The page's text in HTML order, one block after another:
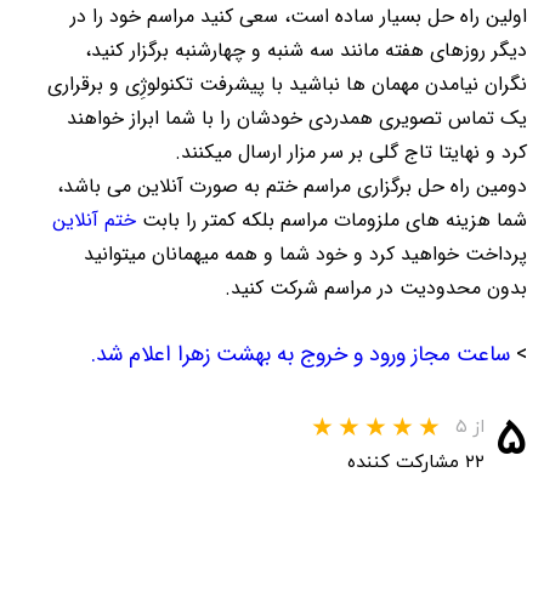
اولین راه حل بسیار ساده است، سعی کنید مراسم خود را در
دیگر روزهای هفته مانند سه شنبه و چهارشنبه برگزار کنید،
نگران نیامدن مهمان ها نباشید با پیشرفت تکنولوژِی و برقراری
یک تماس تصویری همدردی خودشان را با شما ابراز خواهند
کرد و نهایتا تاج گلی بر سر مزار ارسال میکنند.
دومین راه حل برگزاری مراسم ختم به صورت آنلاین می باشد،
شما هزینه های ملزومات مراسم بلکه کمتر را بابت ختم آنلاین
پرداخت خواهید کرد و خود شما و همه میهمانان میتوانید
بدون محدودیت در مراسم شرکت کنید.
> ساعت مجاز ورود و خروج به بهشت زهرا اعلام شد.
۵ از ۵
۲۲ مشارکت کننده